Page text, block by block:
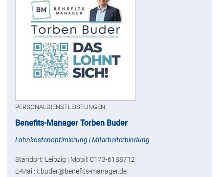
PERSONALDIENSTLEISTUNGEN
Benefits-Manager Torben Buder
Lohnkostenoptimierung | Mitarbeiterbindung
Standort: Leipzig | Mobil: 0173-6188712
E-Mail: t.buder@benefits-manager.de